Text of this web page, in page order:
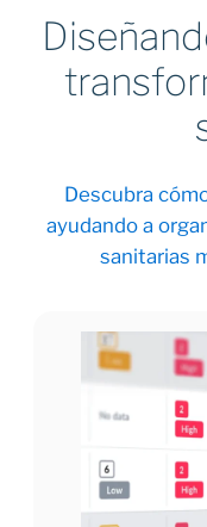
Descubra
ayudando a
sanitarias